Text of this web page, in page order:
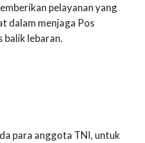
pelayanan yang
dalam menjaga Pos
balik lebaran.
para anggota TNI, untuk